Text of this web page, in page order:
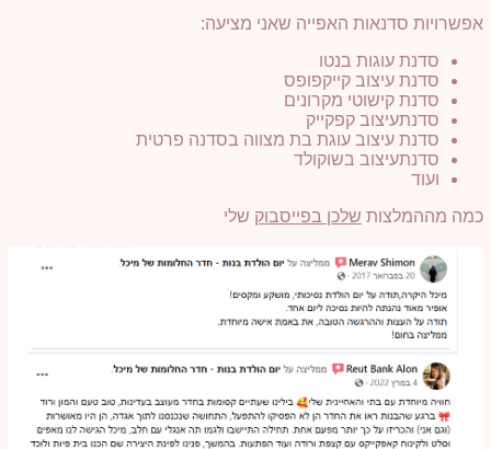
אפשרויות סדנאות האפייה שאני מציעה:
סדנת עוגות בנטו
סדנת עיצוב קייקפופס
סדנת קישוטי מקרונים
סדנתעיצוב קפקייק
סדנת עיצוב עוגת בת מצווה בסדנה פרטית
סדנתעיצוב בשוקולד
ועוד
כמה מההמלצות שלכן בפייסבוק שלי